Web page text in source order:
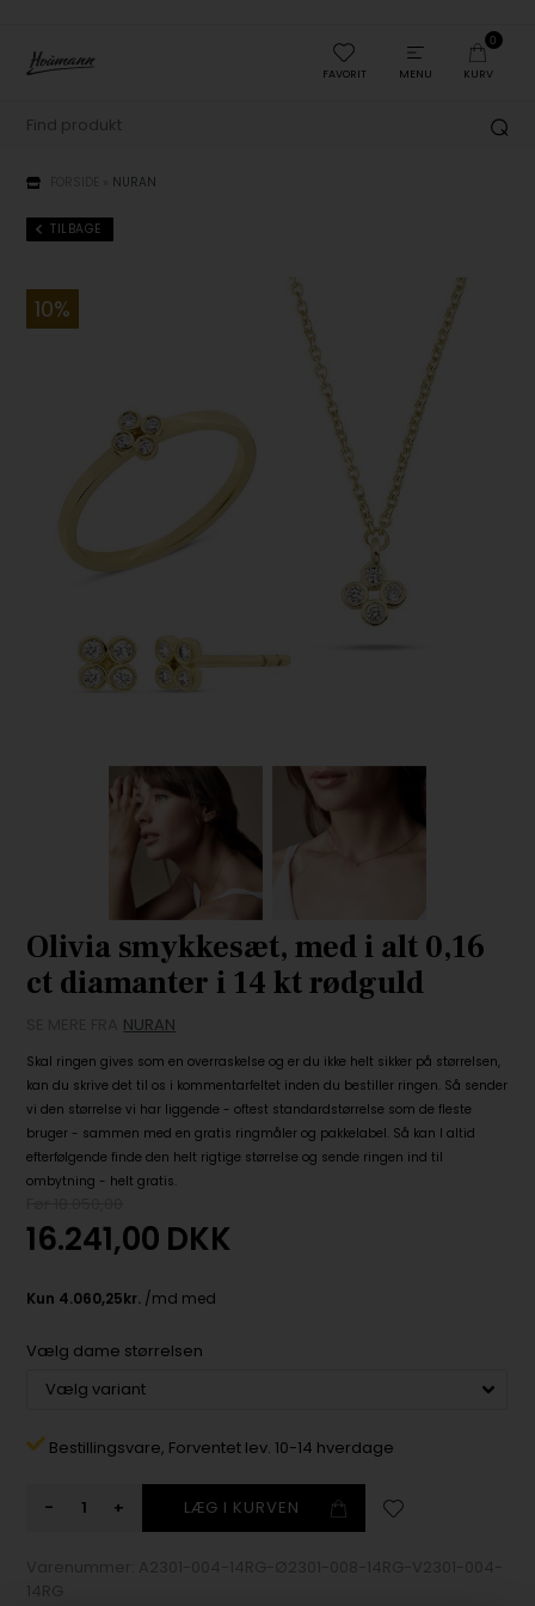
FAVORIT MENU
0
KURV
NURAN
TILBAGE
Olivia smykkesæt, med i alt 0,16
ct diamanter i 14 kt rødguld
NURAN
Skal ringen gives som en overraskelse og er du ikke helt sikker på størrelsen,
kan du skrive det til os i kommentarfeltet inden du bestiller ringen. Så sender
vi den størrelse vi har liggende - oftest standardstørrelse som de fleste
bruger - sammen med en gratis ringmåler og pakkelabel. Så kan I altid
efterfølgende finde den helt rigtige størrelse og sende ringen ind til
ombytning - helt gratis.
16.241,00 DKK
Vælg dame størrelsen
Bestillingsvare, Forventet lev. 10-14 hverdage
- +
10%